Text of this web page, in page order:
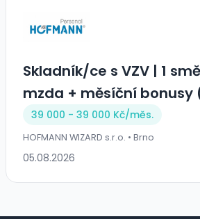
Skladník/ce s VZV | 1
mzda + měsíční bonusy
39 000 - 39 000 Kč/měs.
HOFMANN WIZARD s.r.o. • Brno
05.08.2026